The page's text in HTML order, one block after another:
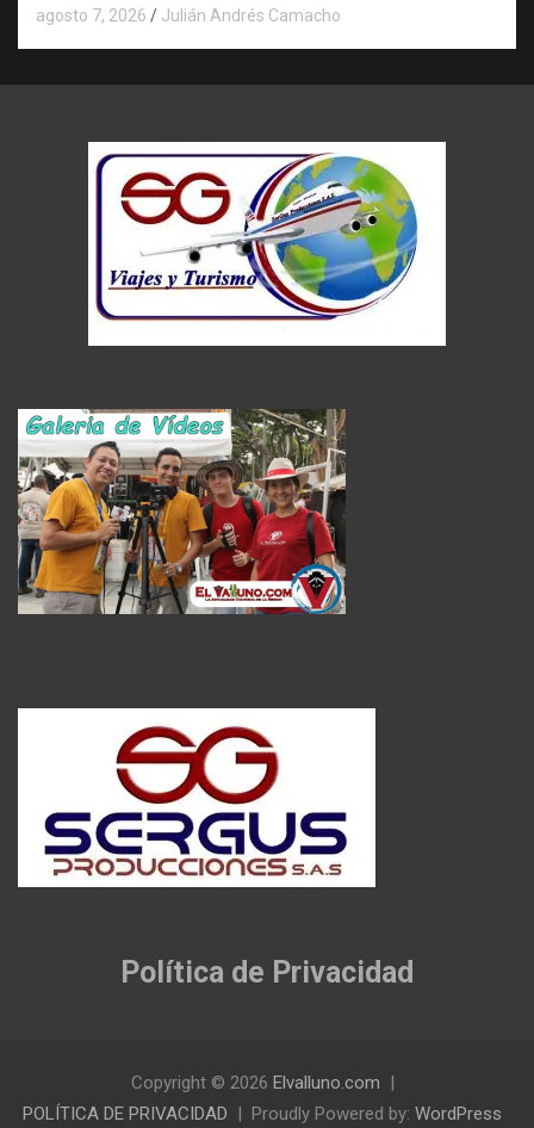
agosto 7, 2026 Julián Andrés Camacho
Política de Privacidad
Copyright © 2026 Elvalluno.com
POLÍTICA DE PRIVACIDAD
Proudly Powered by: WordPress